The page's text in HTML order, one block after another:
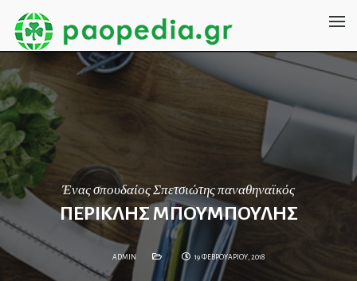
Ένας σπουδαίος Σπετσιώτης παναθηναϊκός
ΠΕΡΙΚΛΗΣ ΜΠΟΥΜΠΟΥΛΗΣ
ADMIN 19 ΦΕΒΡΟΥΑΡΙΟΥ, 2018